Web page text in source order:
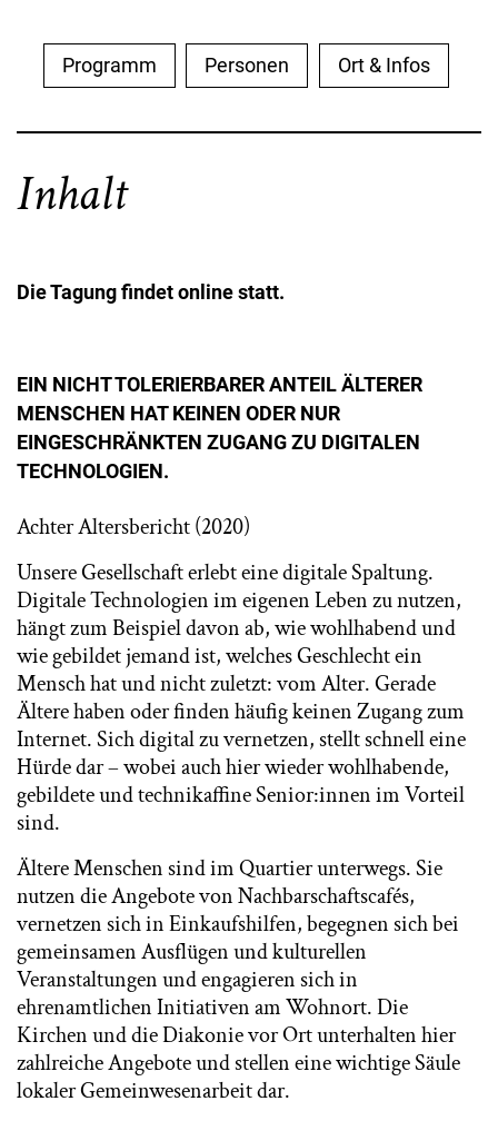
Programm Personen Ort & Infos
Inhalt
Die Tagung findet online statt.
EIN NICHT TOLERIERBARER ANTEIL ÄLTERER
MENSCHEN HAT KEINEN ODER NUR
EINGESCHRÄNKTEN ZUGANG ZU DIGITALEN
TECHNOLOGIEN.
Achter Altersbericht (2020)
Unsere Gesellschaft erlebt eine digitale Spaltung.
Digitale Technologien im eigenen Leben zu nutzen,
hängt zum Beispiel davon ab, wie wohlhabend und
wie gebildet jemand ist, welches Geschlecht ein
Mensch hat und nicht zuletzt: vom Alter. Gerade
Ältere haben oder finden häufig keinen Zugang zum
Internet. Sich digital zu vernetzen, stellt schnell eine
Hürde dar – wobei auch hier wieder wohlhabende,
gebildete und technikaffine Senior:innen im Vorteil
sind.
Ältere Menschen sind im Quartier unterwegs. Sie
nutzen die Angebote von Nachbarschaftscafés,
vernetzen sich in Einkaufshilfen, begegnen sich bei
gemeinsamen Ausflügen und kulturellen
Veranstaltungen und engagieren sich in
ehrenamtlichen Initiativen am Wohnort. Die
Kirchen und die Diakonie vor Ort unterhalten hier
zahlreiche Angebote und stellen eine wichtige Säule
lokaler Gemeinwesenarbeit dar.